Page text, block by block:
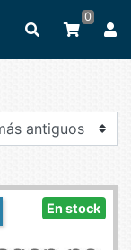
0
En stock